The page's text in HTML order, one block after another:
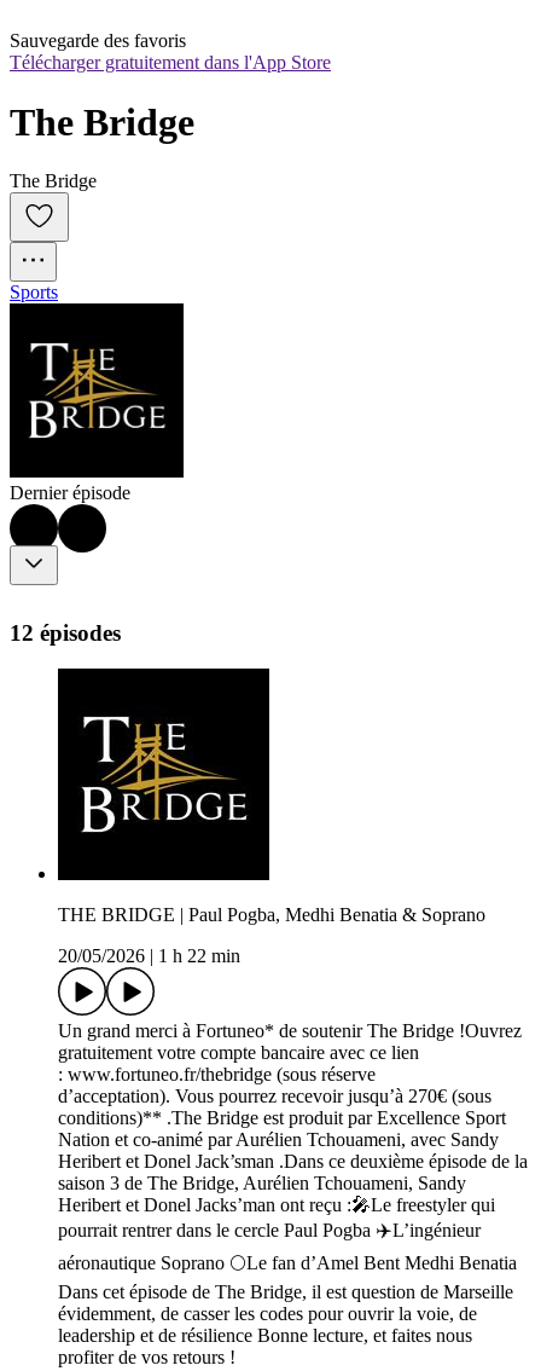
Sauvegarde des favoris
Télécharger gratuitement dans l'App Store
The Bridge
The Bridge
Sports
Dernier épisode
12 épisodes
THE BRIDGE | Paul Pogba, Medhi Benatia & Soprano
20/05/2026
1 h 22 min
Un grand merci à Fortuneo* de soutenir The Bridge !Ouvrez
gratuitement votre compte bancaire avec ce lien
: www.fortuneo.fr/thebridge (sous réserve
d’acceptation). Vous pourrez recevoir jusqu’à 270€ (sous
conditions)** .The Bridge est produit par Excellence Sport
Nation et co-animé par Aurélien Tchouameni, avec Sandy
Heribert et Donel Jack’sman .Dans ce deuxième épisode de la
saison 3 de The Bridge, Aurélien Tchouameni, Sandy
Heribert et Donel Jacks’man ont reçu :🎤Le freestyler qui
pourrait rentrer dans le cercle Paul Pogba ✈️L’ingénieur
aéronautique Soprano 🌕Le fan d’Amel Bent Medhi Benatia
Dans cet épisode de The Bridge, il est question de Marseille
évidemment, de casser les codes pour ouvrir la voie, de
leadership et de résilience Bonne lecture, et faites nous
profiter de vos retours !